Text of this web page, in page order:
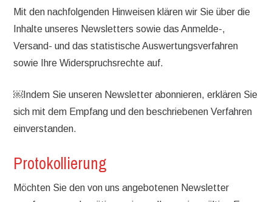
Mit den nachfolgenden Hinweisen klären wir Sie über die
Inhalte unseres Newsletters sowie das Anmelde-,
Versand- und das statistische Auswertungsverfahren
sowie Ihre Widerspruchsrechte auf.
￼Indem Sie unseren Newsletter abonnieren, erklären Sie
sich mit dem Empfang und den beschriebenen Verfahren
einverstanden.
Protokollierung
Möchten Sie den von uns angebotenen Newsletter